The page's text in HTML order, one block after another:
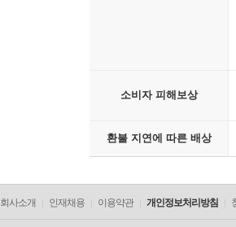
소비자 피해보상
환불 지연에 따른 배상
회사소개 인재채용 이용약관 개인정보처리방침